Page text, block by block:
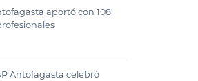
aportó con 108
Antofagasta celebró